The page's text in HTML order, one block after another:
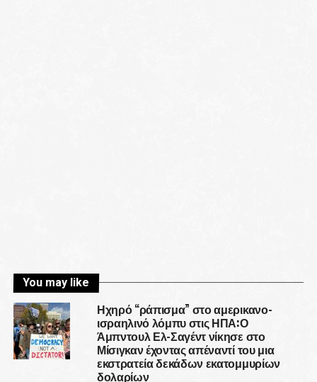
You may like
Ηχηρό “ράπισμα” στο αμερικανο-
ισραηλινό λόμπυ στις ΗΠΑ:Ο
Άμπντουλ Ελ-Σαγέντ νίκησε στο
Μίσιγκαν έχοντας απέναντί του μια
εκστρατεία δεκάδων εκατομμυρίων
δολαρίων